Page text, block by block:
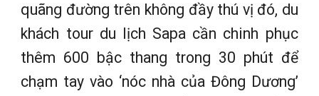
quãng đường trên không đầy thú vị đó, du
khách tour du lịch Sapa cần chinh phục
thêm 600 bậc thang trong 30 phút để
chạm tay vào ‘nóc nhà của Đông Dương’